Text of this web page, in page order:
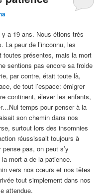
a 19 ans. Nous étions très
La peur de l’inconnu, les
toutes présentes, mais la mort
sentions pas encore sa froide
par contre, était toute là,
de tout l’espace: émigrer
continent, élever les enfants,
temps pour penser à la
son chemin dans nos
surtout lors des insomnies
réussissait toujours à
pas, on peut s’y
mort a de la patience.
vers nos cœurs et nos têtes
tout simplement dans nos
attendue.